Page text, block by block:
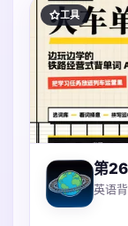
工具
第
英语